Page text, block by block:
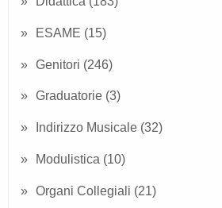
ESAME (15)
Genitori (246)
Graduatorie (3)
Indirizzo Musicale (32)
Modulistica (10)
Organi Collegiali (21)